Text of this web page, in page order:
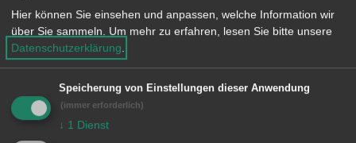
Die Stadtwerke sanieren in der Straße
Am Schimmelberg
in Wasseralfingen
im Bereich zwischen der Philipp-Funk-
Straße und der Alemannenstraße Ver-
und Entsorgungsleitungen. Es sind bis
Hier können Sie einsehen und anpassen, welche Information wir
über Sie sammeln.
Um mehr zu erfahren, lesen Sie bitte unsere
Datenschutzerklärung
Speicherung von Einstellungen dieser Anwendung
(immer erforderlich)
↓ 1 Dienst